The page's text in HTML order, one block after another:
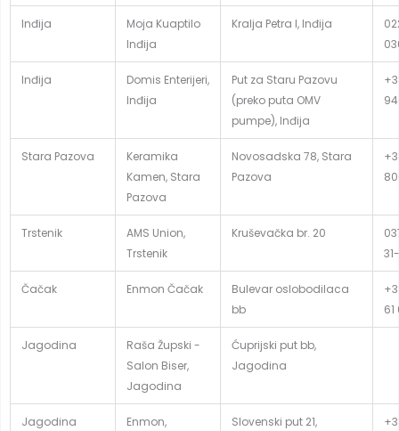
Inđija
Moja Kuaptilo
Inđija
Kralja Petra I, Inđija
Inđija
Domis Enterijeri,
Inđija
Put za Staru Pazovu
(preko puta OMV
pumpe), Inđija
Stara Pazova
Keramika
Kamen, Stara
Pazova
Novosadska 78, Stara
Pazova
Trstenik
AMS Union,
Trstenik
Kruševačka br. 20
Čačak Enmon Čačak
Bulevar oslobodilaca
bb
Jagodina
Raša Župski -
Salon Biser,
Jagodina
Ćuprijski put bb,
Jagodina
Jagodina
Enmon,
Slovenski put 21,